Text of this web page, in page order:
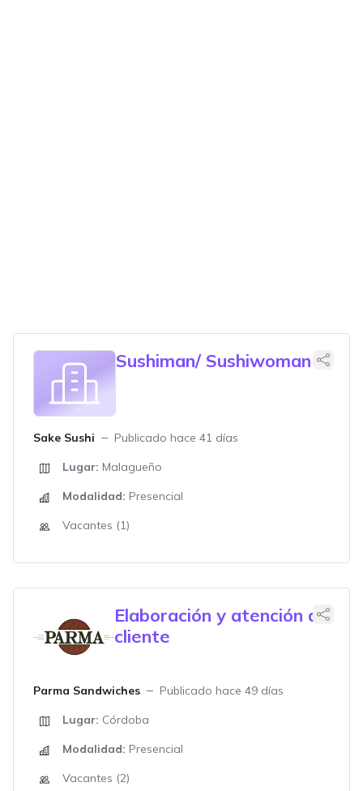
Sushiman/ Sushiwoman
Sake Sushi
Publicado hace 41 días
Lugar: Malagueño
Modalidad: Presencial
Vacantes (1)
Elaboración y atención al
cliente
Parma Sandwiches
Publicado hace 49 días
Lugar: Córdoba
Modalidad: Presencial
Vacantes (2)